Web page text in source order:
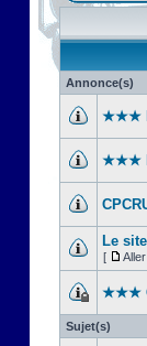
Annonce(s)
★★★
★★★
Le
[
★★★
Sujet(s)